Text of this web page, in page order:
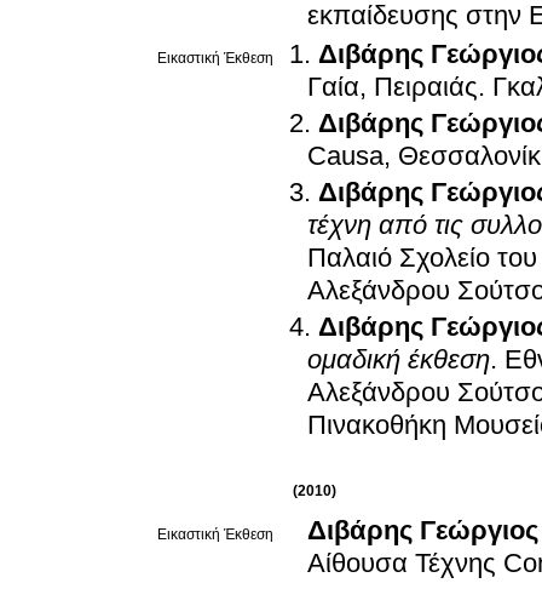
εκπαίδευσης στην
Εικαστική Έκθεση
Διβάρης
Γαία, Πειραιάς.
Διβάρης
Causa,
Διβάρης
τέχνη από τις
Παλαιό Σχολείο
Αλεξάνδρου
Διβάρης
ομαδική έκθεση.
Αλεξάνδρου
Πινακοθήκη
(2010)
Εικαστική Έκθεση
Διβάρης Γεώργιος
Αίθουσα Τέχνης